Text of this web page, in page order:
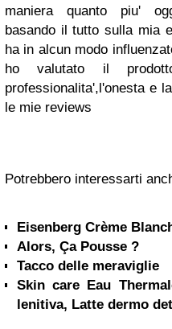
maniera quanto piu'
basando il tutto sulla mia
ha in alcun modo
ho valutato il
professionalita',l'onesta e
le mie reviews
Potrebbero interessarti
Eisenberg Crème
Alors, Ça Pousse ?
Tacco delle meraviglie
Skin care Eau
lenitiva, Latte dermo